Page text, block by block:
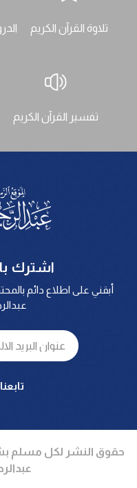
تلاوة القرآن الكريم
تفسير القرآن الكريم
اشترك
أبقني على اطلاع دائم
تابعنا
حقوق النشر لكل مسلم